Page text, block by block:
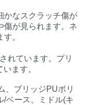
かなスクラッチ傷が
傷が見られます。ネ
。
れています。プリ
ます。
、ブリッジPUボリ
/ベース、ミドル(キ